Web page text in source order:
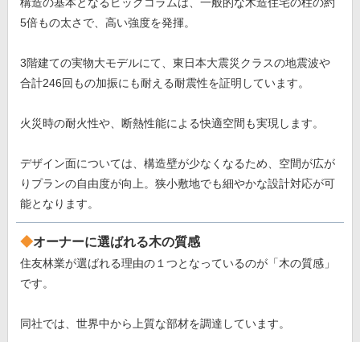
5倍もの太さで、高い強度を発揮。
3階建ての実物大モデルにて、東日本大震災クラスの地震波や
合計246回もの加振にも耐える耐震性を証明しています。
火災時の耐火性や、断熱性能による快適空間も実現します。
デザイン面については、構造壁が少なくなるため、空間が広が
りプランの自由度が向上。狭小敷地でも細やかな設計対応が可
能となります。
オーナーに選ばれる木の質感
住友林業が選ばれる理由の１つとなっているのが「木の質感」
です。
同社では、世界中から上質な部材を調達しています。